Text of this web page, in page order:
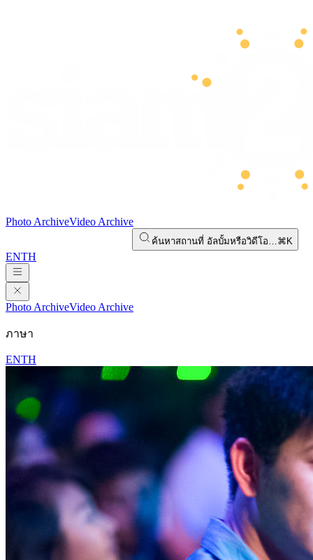
Photo ArchiveVideo Archive
ค้นหาสถานที่ อัลบั้มหรือวิดีโอ…⌘K
ENTH
Photo ArchiveVideo Archive
ภาษา
ENTH